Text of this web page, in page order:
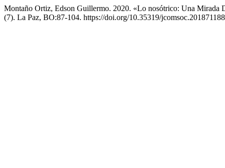
Montaño Ortiz, Edson Guillermo. 2020. «Lo nosótrico: Una
(7). La Paz, BO:87-104. https://doi.org/10.35319/